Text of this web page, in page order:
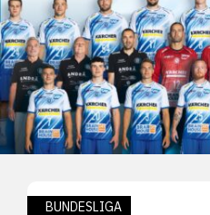
BUNDESLIGA